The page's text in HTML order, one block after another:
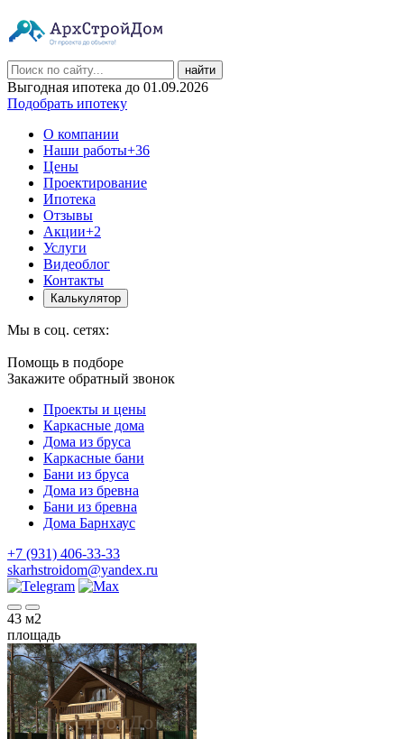
найти
Выгодная ипотека до 01.09.2026
Подобрать ипотеку
О компании
Наши работы+36
Цены
Проектирование
Ипотека
Отзывы
Акции+2
Услуги
Видеоблог
Контакты
Калькулятор
Мы в соц. сетях:
Помощь в подборе
Закажите обратный звонок
Проекты и цены
Каркасные дома
Дома из бруса
Каркасные бани
Бани из бруса
Дома из бревна
Бани из бревна
Дома Барнхаус
+7 (931) 406-33-33
skarhstroidom@yandex.ru
43 м2
площадь